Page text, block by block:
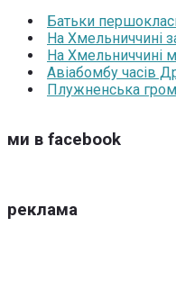
Батьки
На Хмельниччині
На Хмельниччині
Авіабомбу часів
Плужненська
ми в facebook
реклама